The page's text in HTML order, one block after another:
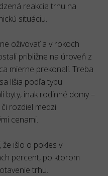
reakcia trhu na
situáciu.
oživovať a v rokoch
približne na úroveň z
mierne prekonali. Treba
líšia podľa typu
byty, inak rodinné domy –
rozdiel medzi
cenami.
išlo o pokles v
percent, po ktorom
trhu.